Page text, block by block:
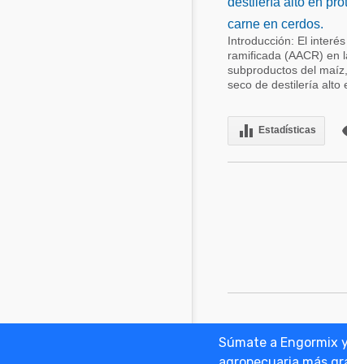
Súmate a Engormix
carne en cerdos.
Introducción: El
ramificada (AACR) en
subproductos del
seco de destilería alto
equalizer Estadísticas
Anunciar